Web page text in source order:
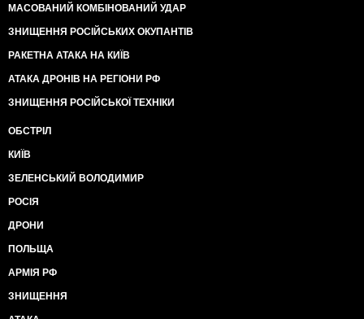
МАСОВАНИЙ КОМБІНОВАНИЙ УДАР
ЗНИЩЕННЯ РОСІЙСЬКИХ ОКУПАНТІВ
РАКЕТНА АТАКА НА КИЇВ
АТАКА ДРОНІВ НА РЕГІОНИ РФ
ЗНИЩЕННЯ РОСІЙСЬКОЇ ТЕХНІКИ
ОБСТРІЛ
КИЇВ
ЗЕЛЕНСЬКИЙ ВОЛОДИМИР
РОСІЯ
ДРОНИ
ПОЛЬЩА
АРМІЯ РФ
ЗНИЩЕННЯ